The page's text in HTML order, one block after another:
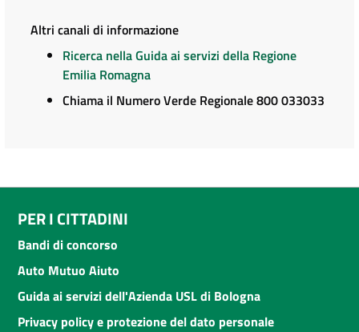
Altri canali di informazione
Ricerca nella Guida ai servizi della Regione
Emilia Romagna
Chiama il Numero Verde Regionale 800 033033
PER I CITTADINI
Bandi di concorso
Auto Mutuo Aiuto
Guida ai servizi dell'Azienda USL di Bologna
Privacy policy e protezione del dato personale